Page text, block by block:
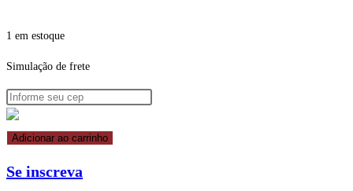
1 em estoque
Simulação de frete
PASTA
PINK
Adicionar ao carrinho
Se inscreva